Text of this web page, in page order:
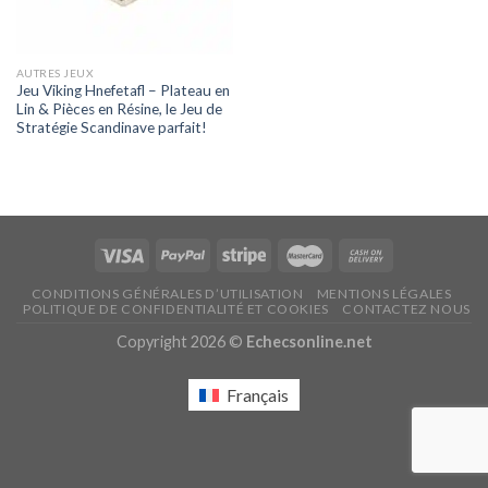
AUTRES JEUX
Jeu Viking Hnefetafl – Plateau en
Lin & Pièces en Résine, le Jeu de
Stratégie Scandinave parfait!
CONDITIONS GÉNÉRALES D’UTILISATION
MENTIONS LÉGALES
POLITIQUE DE CONFIDENTIALITÉ ET COOKIES
CONTACTEZ NOUS
Copyright 2026 © Echecsonline.net
Français